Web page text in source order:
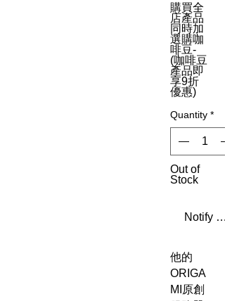
購買全
店產品
同時加
選購咖
啡豆-
(咖啡豆
產品即
享9折
優惠)
Quantity *
Out of
Stock
Notify
他的
ORIGA
MI原創